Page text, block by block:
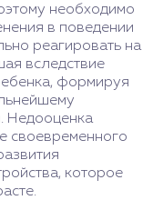
необходимо
в поведении
реагировать на
вследствие
формируя
Недооценка
своевременного
которое